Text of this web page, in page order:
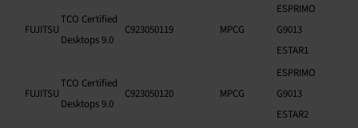
FUJITSU
TCO Certified
Desktops 9.0
C923050119 MPCG
ESPRIMO
G9013
ESTAR1
FUJITSU
TCO Certified
Desktops 9.0
C923050120 MPCG
ESPRIMO
G9013
ESTAR2